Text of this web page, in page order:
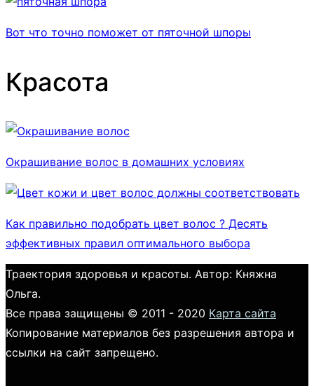
Вот что точно поможет от пяточной шпоры
Красота
Окрашивание волос в домашних условиях
Как правильно подобрать цвет волос ? Десять
эффективных правил оптимального выбора
Траектория здоровья и красоты. Автор: Княжна
Ольга.
Все права защищены © 2011 - 2020 Карта сайта
Копирование материалов без разрешения автора и
ссылки на сайт запрещено.